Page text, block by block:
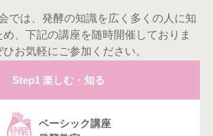
では、発酵の知識を広く多くの人に知
め、下記の講座を随時開催しておりま
お気軽にご参加ください。
Step1 楽しむ・知る
ベーシック講座